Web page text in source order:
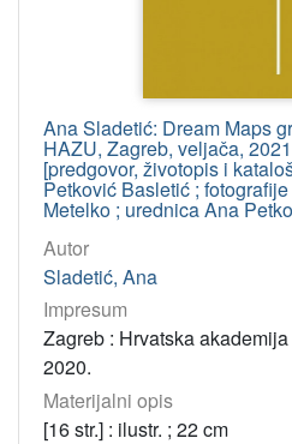
Ana Sladetić: Dream Maps
HAZU, Zagreb, veljača,
[predgovor, životopis i
Petković Basletić ;
Metelko ; urednica Ana
Autor
Sladetić, Ana
Impresum
Zagreb : Hrvatska
2020.
Materijalni opis
[16 str.] : ilustr. ; 22 cm